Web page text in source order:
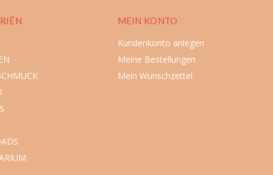
MEIN KONTO
Kundenkonto anlegen
Meine Bestellungen
Mein Wunschzettel